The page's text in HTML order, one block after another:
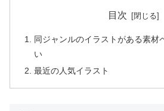
目次
同ジャンルのイラストがある素材
い
最近の人気イラスト